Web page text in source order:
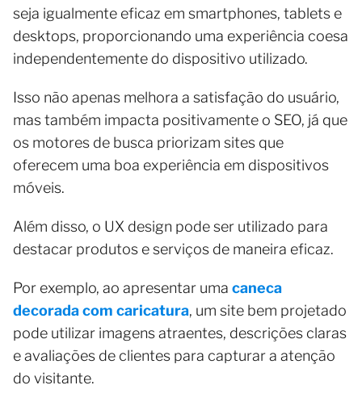
seja igualmente eficaz em smartphones, tablets e
desktops, proporcionando uma experiência coesa
independentemente do dispositivo utilizado.
Isso não apenas melhora a satisfação do usuário,
mas também impacta positivamente o SEO, já que
os motores de busca priorizam sites que
oferecem uma boa experiência em dispositivos
móveis.
Além disso, o UX design pode ser utilizado para
destacar produtos e serviços de maneira eficaz.
Por exemplo, ao apresentar uma caneca
decorada com caricatura, um site bem projetado
pode utilizar imagens atraentes, descrições claras
e avaliações de clientes para capturar a atenção
do visitante.